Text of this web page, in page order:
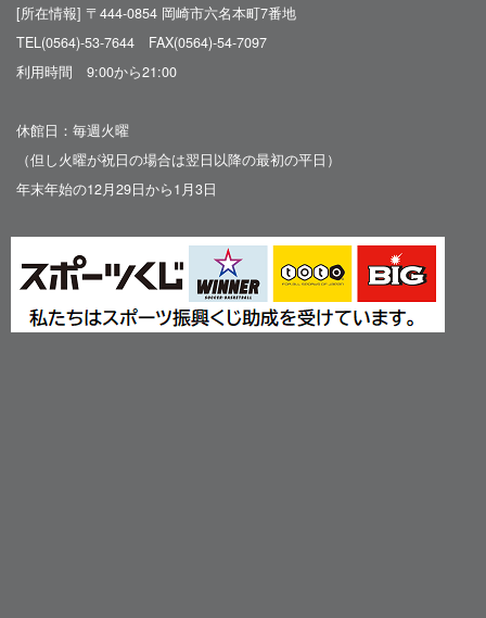
[所在情報] 〒444-0854 岡崎市六名本町7番地
TEL(0564)-53-7644 FAX(0564)-54-7097
利用時間 9:00から21:00
休館日：毎週火曜
（但し火曜が祝日の場合は翌日以降の最初の平日）
年末年始の12月29日から1月3日